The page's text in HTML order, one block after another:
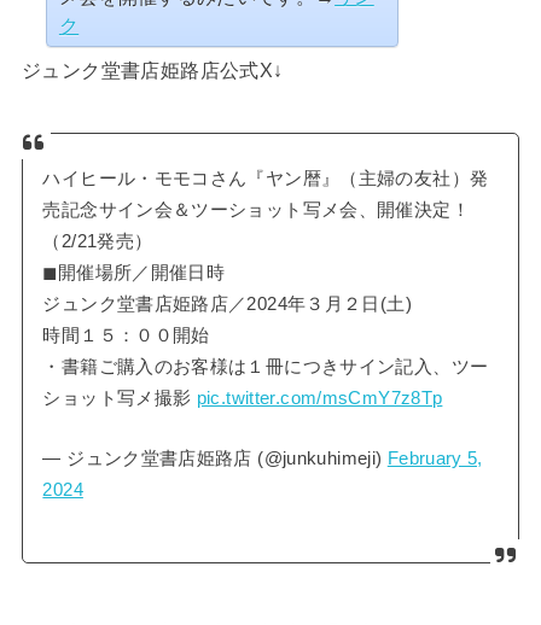
ク
ジュンク堂書店姫路店公式X↓
ハイヒール・モモコさん『ヤン暦』（主婦の友社）発
売記念サイン会＆ツーショット写メ会、開催決定！
（2/21発売）
◼︎開催場所／開催日時
ジュンク堂書店姫路店／2024年３月２日(土)
時間１５：００開始
・書籍ご購入のお客様は１冊につきサイン記入、ツー
ショット写メ撮影 pic.twitter.com/msCmY7z8Tp
— ジュンク堂書店姫路店 (@junkuhimeji) February 5,
2024